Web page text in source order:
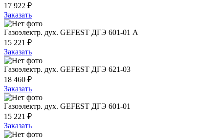
17 922 ₽
Заказать
Газоэлектр. дух. GEFEST ДГЭ 601-01 A
15 221 ₽
Заказать
Газоэлектр. дух. GEFEST ДГЭ 621-03
18 460 ₽
Заказать
Газоэлектр. дух. GEFEST ДГЭ 601-01
15 221 ₽
Заказать